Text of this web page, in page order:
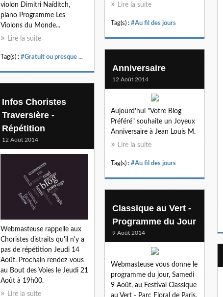
violon Dimitri Naïditch,
piano Programme Les
Violons du Monde...
Lire la suite
Tag(s) : #Gratuit ou presque ...
Lire la suite
Tag(s) : #Au fil des jours
Anniversaire
12 Août 2014
Aujourd'hui "Votre Blog
Préféré" souhaite un Joyeux
Anniversaire à Jean Louis M.
Lire la suite
Tag(s) : #Au fil des jours
Infos Choristes
Traversière -
Répétition
12 Août 2014
Webmasteuse rappelle aux
Choristes distraits qu'il n'y a
pas de répétition Jeudi 14
Août. Prochain rendez-vous
au Bout des Voies le Jeudi 21
Août à 19h00.
Lire la suite
Classique au Vert -
Programme du Jour
9 Août 2014
Webmasteuse vous donne le
programme du jour, Samedi
9 Août, au Festival Classique
au Vert - Parc Floral de Paris.